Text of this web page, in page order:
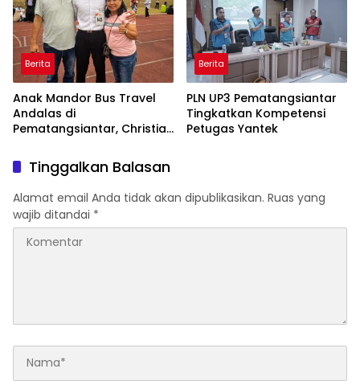
Berita
Anak Mandor Bus Travel
Andalas di
Pematangsiantar, Christian
AD 2026
Berita
PLN UP3 Pematangsiantar
Tingkatkan Kompetensi
Petugas Yantek
Tinggalkan Balasan
Alamat email Anda tidak akan dipublikasikan. Ruas yang
wajib ditandai *